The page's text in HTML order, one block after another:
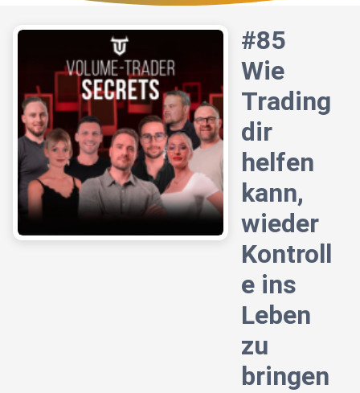
#85
Wie
Trading
dir
helfen
kann,
wieder
Kontroll
e ins
Leben
zu
bringen